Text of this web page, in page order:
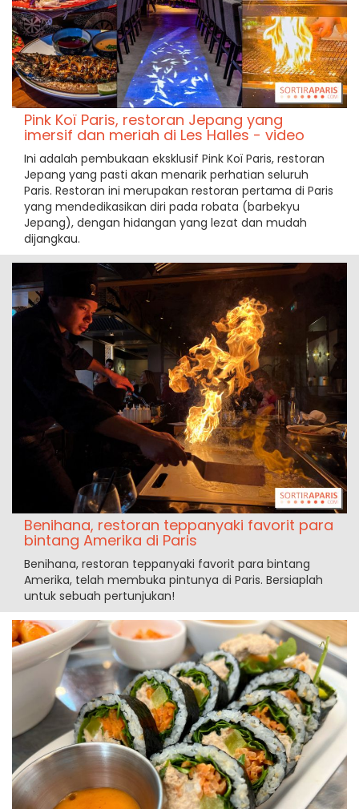
Pink Koï Paris, restoran Jepang yang
imersif dan meriah di Les Halles - video
Ini adalah pembukaan eksklusif Pink Koï Paris, restoran
Jepang yang pasti akan menarik perhatian seluruh
Paris. Restoran ini merupakan restoran pertama di Paris
yang mendedikasikan diri pada robata (barbekyu
Jepang), dengan hidangan yang lezat dan mudah
dijangkau.
Benihana, restoran teppanyaki favorit para
bintang Amerika di Paris
Benihana, restoran teppanyaki favorit para bintang
Amerika, telah membuka pintunya di Paris. Bersiaplah
untuk sebuah pertunjukan!